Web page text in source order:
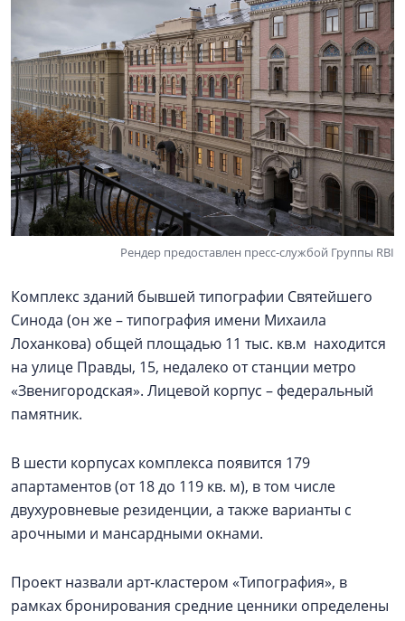
Рендер предоставлен пресс-службой Группы RBI
Комплекс зданий бывшей типографии Святейшего
Синода (он же – типография имени Михаила
Лоханкова) общей площадью 11 тыс. кв.м находится
на улице Правды, 15, недалеко от станции метро
«Звенигородская». Лицевой корпус – федеральный
памятник.
В шести корпусах комплекса появится 179
апартаментов (от 18 до 119 кв. м), в том числе
двухуровневые резиденции, а также варианты с
арочными и мансардными окнами.
Проект назвали арт-кластером «Типография», в
рамках бронирования средние ценники определены